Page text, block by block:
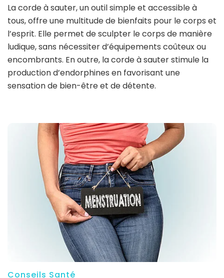
La corde à sauter, un outil simple et accessible à
tous, offre une multitude de bienfaits pour le corps et
l’esprit. Elle permet de sculpter le corps de manière
ludique, sans nécessiter d’équipements coûteux ou
encombrants. En outre, la corde à sauter stimule la
production d’endorphines en favorisant une
sensation de bien-être et de détente.
Conseils Santé